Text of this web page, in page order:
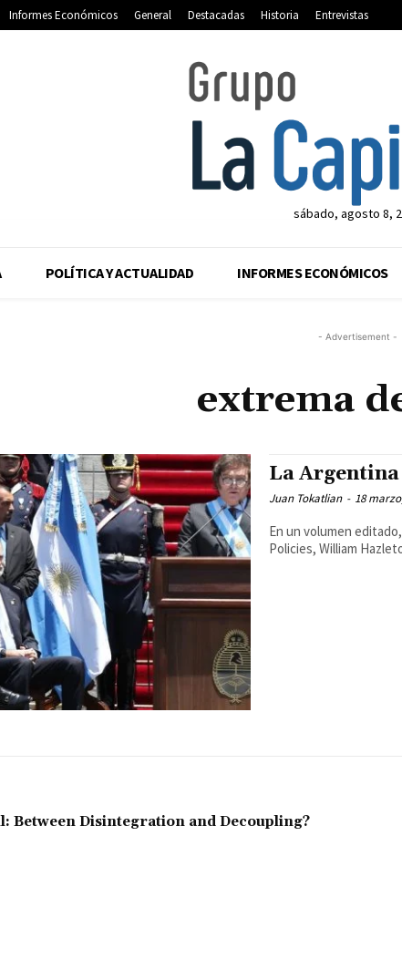
Informes Económicos General Destacadas Historia Entrevistas
sábado, agosto 8,
POLÍTICA Y ACTUALIDAD INFORMES ECONÓMICOS
- Advertisement -
extrema
La
Juan Tokatlian - 18
En un volumen
Policies, William
Between Disintegration and Decoupling?